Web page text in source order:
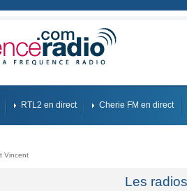
RTL2 en direct Cherie FM en direct
Vincent
Les